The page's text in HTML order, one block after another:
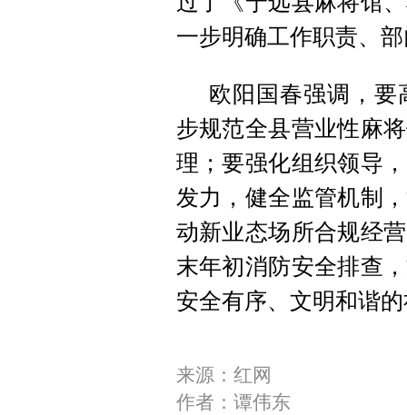
一步明确工作职责、
欧阳国春强调，
步规范全县营业性麻
理；要强化组织领导
发力，健全监管机制
动新业态场所合规经
末年初消防安全排查
安全有序、文明和谐
来源：红网
作者：谭伟东